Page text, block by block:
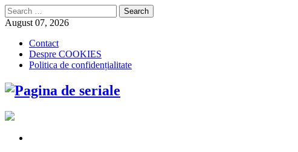
Search
for:
August 07, 2026
Contact
Despre COOKIES
Politica de confidențialitate